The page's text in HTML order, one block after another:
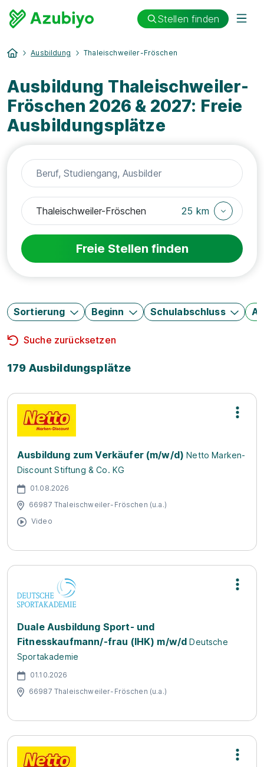
Stellen finden
Ausbildung Thaleischweiler-Fröschen
Ausbildung Thaleischweiler-
Fröschen 2026 & 2027: Freie
Ausbildungsplätze
25 km
Freie Stellen finden
Sortierung Beginn Schulabschluss
Suche zurücksetzen
179 Ausbildungsplätze
Ausbildung zum Verkäufer (m/w/d) Netto Marken-
Discount Stiftung & Co. KG
01.08.2026
66987 Thaleischweiler-Fröschen (u.a.)
Video
Duale Ausbildung Sport- und
Fitnesskaufmann/-frau (IHK) m/w/d Deutsche
Sportakademie
01.10.2026
66987 Thaleischweiler-Fröschen (u.a.)